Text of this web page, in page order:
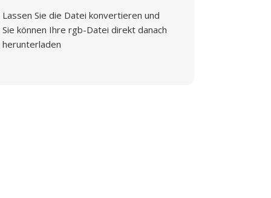
Lassen Sie die Datei konvertieren und
Sie können Ihre rgb-Datei direkt danach
herunterladen